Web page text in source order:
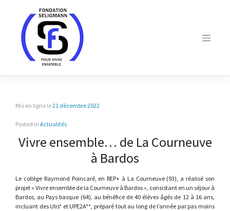
Mis en ligne le21 décembre 2022
Posted in Actualités
Vivre ensemble… de La Courneuve
à Bardos
Le collège Raymond Poincaré, en REP+ à La Courneuve (93), a réalisé son
projet « Vivre ensemble de la Courneuve à Bardos », consistant en un séjour à
Bardos, au Pays basque (64), au bénéfice de 40 élèves âgés de 12 à 16 ans,
incluant des Ulis* et UPE2A**, préparé tout au long de l’année par pas moins